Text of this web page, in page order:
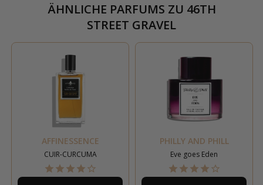
ÄHNLICHE PARFUMS ZU 46TH
STREET GRAVEL
AFFINESSENCE
CUIR-CURCUMA
PHILLY AND PHILL
Eve goes Eden